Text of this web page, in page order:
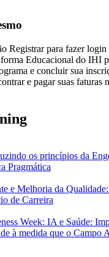
Registrar para fazer
Educacional do IHI
e concluir sua
e pagar suas faturas
os princípios da
Pragmática
e Melhoria da
de Carreira
Week: IA e Saúde:
à medida que o Campo